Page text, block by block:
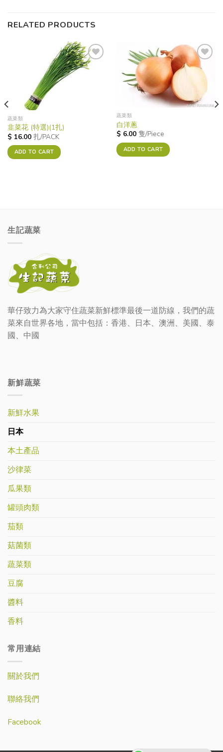
RELATED PRODUCTS
Add to
蔬菜類
韭菜花 (特選)(1扎)
$ 16.00 扎/PACK
ADD TO CART
Add to
wishlist
蔬菜類
白洋蔥
$ 6.00 隻/Piece
ADD TO CART
生記蔬菜
華仔致力為大家守住蔬菜新鮮標準最後一道防線，我們的蔬
菜來自世界各地，當中包括：香港、日本、澳洲、美國、泰
國、中國
新鮮蔬菜
新鮮水果
日本
本土產品
沙律菜
瓜果類
罐頭肉類
茄類
菇菌類
蔬菜類
豆腐
醬料
香料
常用連結
關於我們
聯絡我們
Facebook